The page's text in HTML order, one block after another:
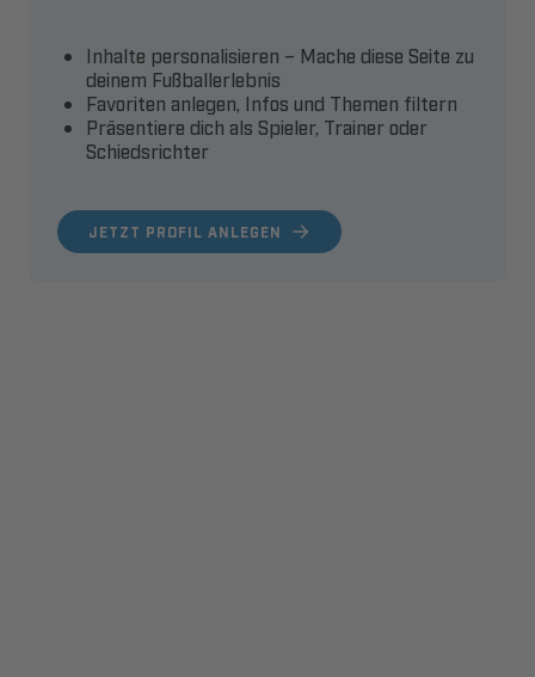
JETZT PROFIL ANLEGEN
Inhalte personalisieren – Mache diese Seite zu
deinem Fußballerlebnis
Favoriten anlegen, Infos und Themen filtern
Präsentiere dich als Spieler, Trainer oder
Schiedsrichter